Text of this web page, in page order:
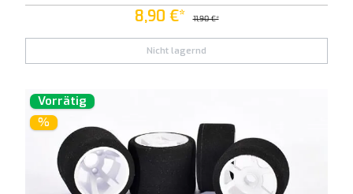
8,90 €* 11,90 €*
Nicht lagernd
Vorrätig
%